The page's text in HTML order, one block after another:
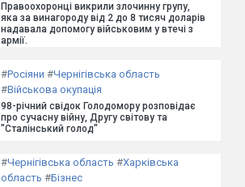
Правоохоронці викрили злочинну групу,
яка за винагороду від 2 до 8 тисяч доларів
надавала допомогу військовим у втечі з
армії.
#Росіяни #Чернігівська область
#Військова окупація
98-річний свідок Голодомору розповідає
про сучасну війну, Другу світову та
"Сталінський голод"
#Чернігівська область #Харківська
область #Бізнес